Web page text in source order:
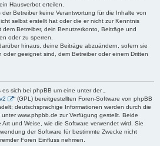
Hausverbot erteilen.
Betreiber keine Verantwortung für die Inhalte von
selbst erstellt hat oder die er nicht zur Kenntnis
Betreiber, dein Benutzerkonto, Beiträge und
oder zu sperren.
hinaus, deine Beiträge abzuändern, sofern sie
geeignet sind, dem Betreiber oder einem Dritten
sich bei phpBB um eine unter der „
“ (GPL) bereitgestellten Foren-Software von phpBB
deutschsprachige Informationen werden durch die
www.phpbb.de zur Verfügung gestellt. Beide
und Weise, wie die Software verwendet wird. Sie
der Software für bestimmte Zwecke nicht
Foren Einfluss nehmen.